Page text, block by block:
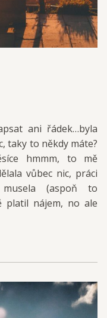
ani řádek…byla
taky to někdy máte?
hmmm, to mě
vůbec nic, práci
musela (aspoň to
platil nájem, no ale